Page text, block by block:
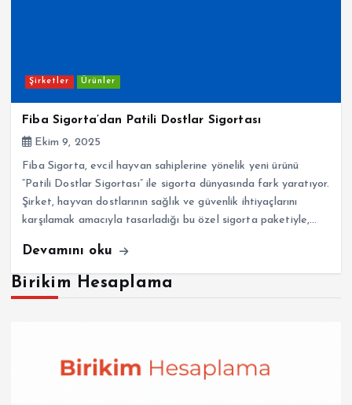
Şirketler Ürünler
Fiba Sigorta’dan Patili Dostlar Sigortası
Ekim 9, 2025
Fiba Sigorta, evcil hayvan sahiplerine yönelik yeni ürünü
“Patili Dostlar Sigortası” ile sigorta dünyasında fark yaratıyor.
Şirket, hayvan dostlarının sağlık ve güvenlik ihtiyaçlarını
karşılamak amacıyla tasarladığı bu özel sigorta paketiyle,…
Devamını oku
Birikim Hesaplama